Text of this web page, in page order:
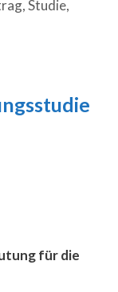
,Studie,
für die